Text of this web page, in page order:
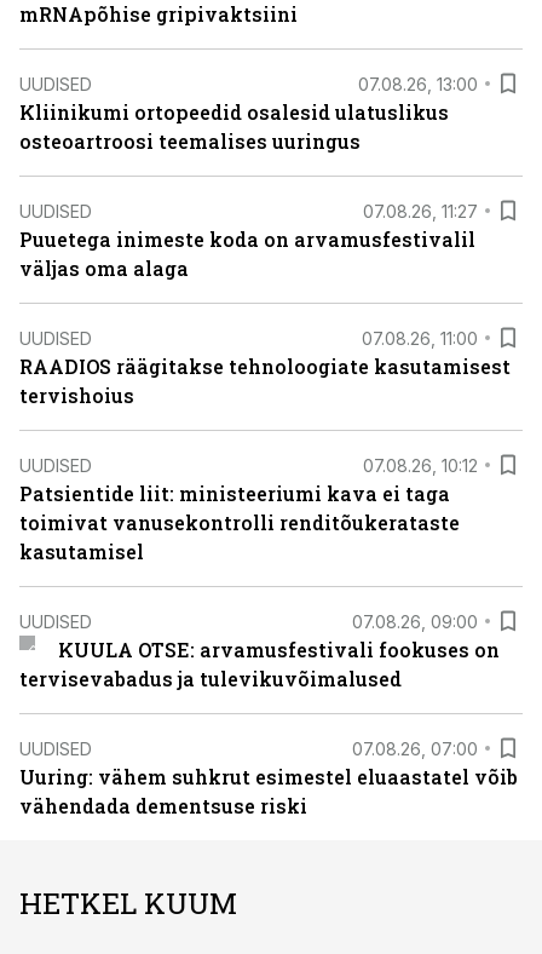
mRNApõhise gripivaktsiini
UUDISED 07.08.26, 13:00
Kliinikumi ortopeedid osalesid ulatuslikus
osteoartroosi teemalises uuringus
UUDISED 07.08.26, 11:27
Puuetega inimeste koda on arvamusfestivalil
väljas oma alaga
UUDISED 07.08.26, 11:00
RAADIOS räägitakse tehnoloogiate kasutamisest
tervishoius
UUDISED 07.08.26, 10:12
Patsientide liit: ministeeriumi kava ei taga
toimivat vanusekontrolli renditõukerataste
kasutamisel
UUDISED 07.08.26, 09:00
KUULA OTSE: arvamusfestivali fookuses on
tervisevabadus ja tulevikuvõimalused
UUDISED 07.08.26, 07:00
Uuring: vähem suhkrut esimestel eluaastatel võib
vähendada dementsuse riski
HETKEL KUUM